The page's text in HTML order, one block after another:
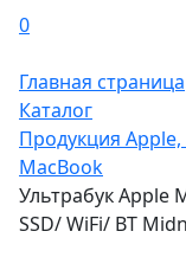
0
Главная страница
Каталог
Продукция Apple,
MacBook
Ультрабук Apple
SSD/ WiFi/ BT